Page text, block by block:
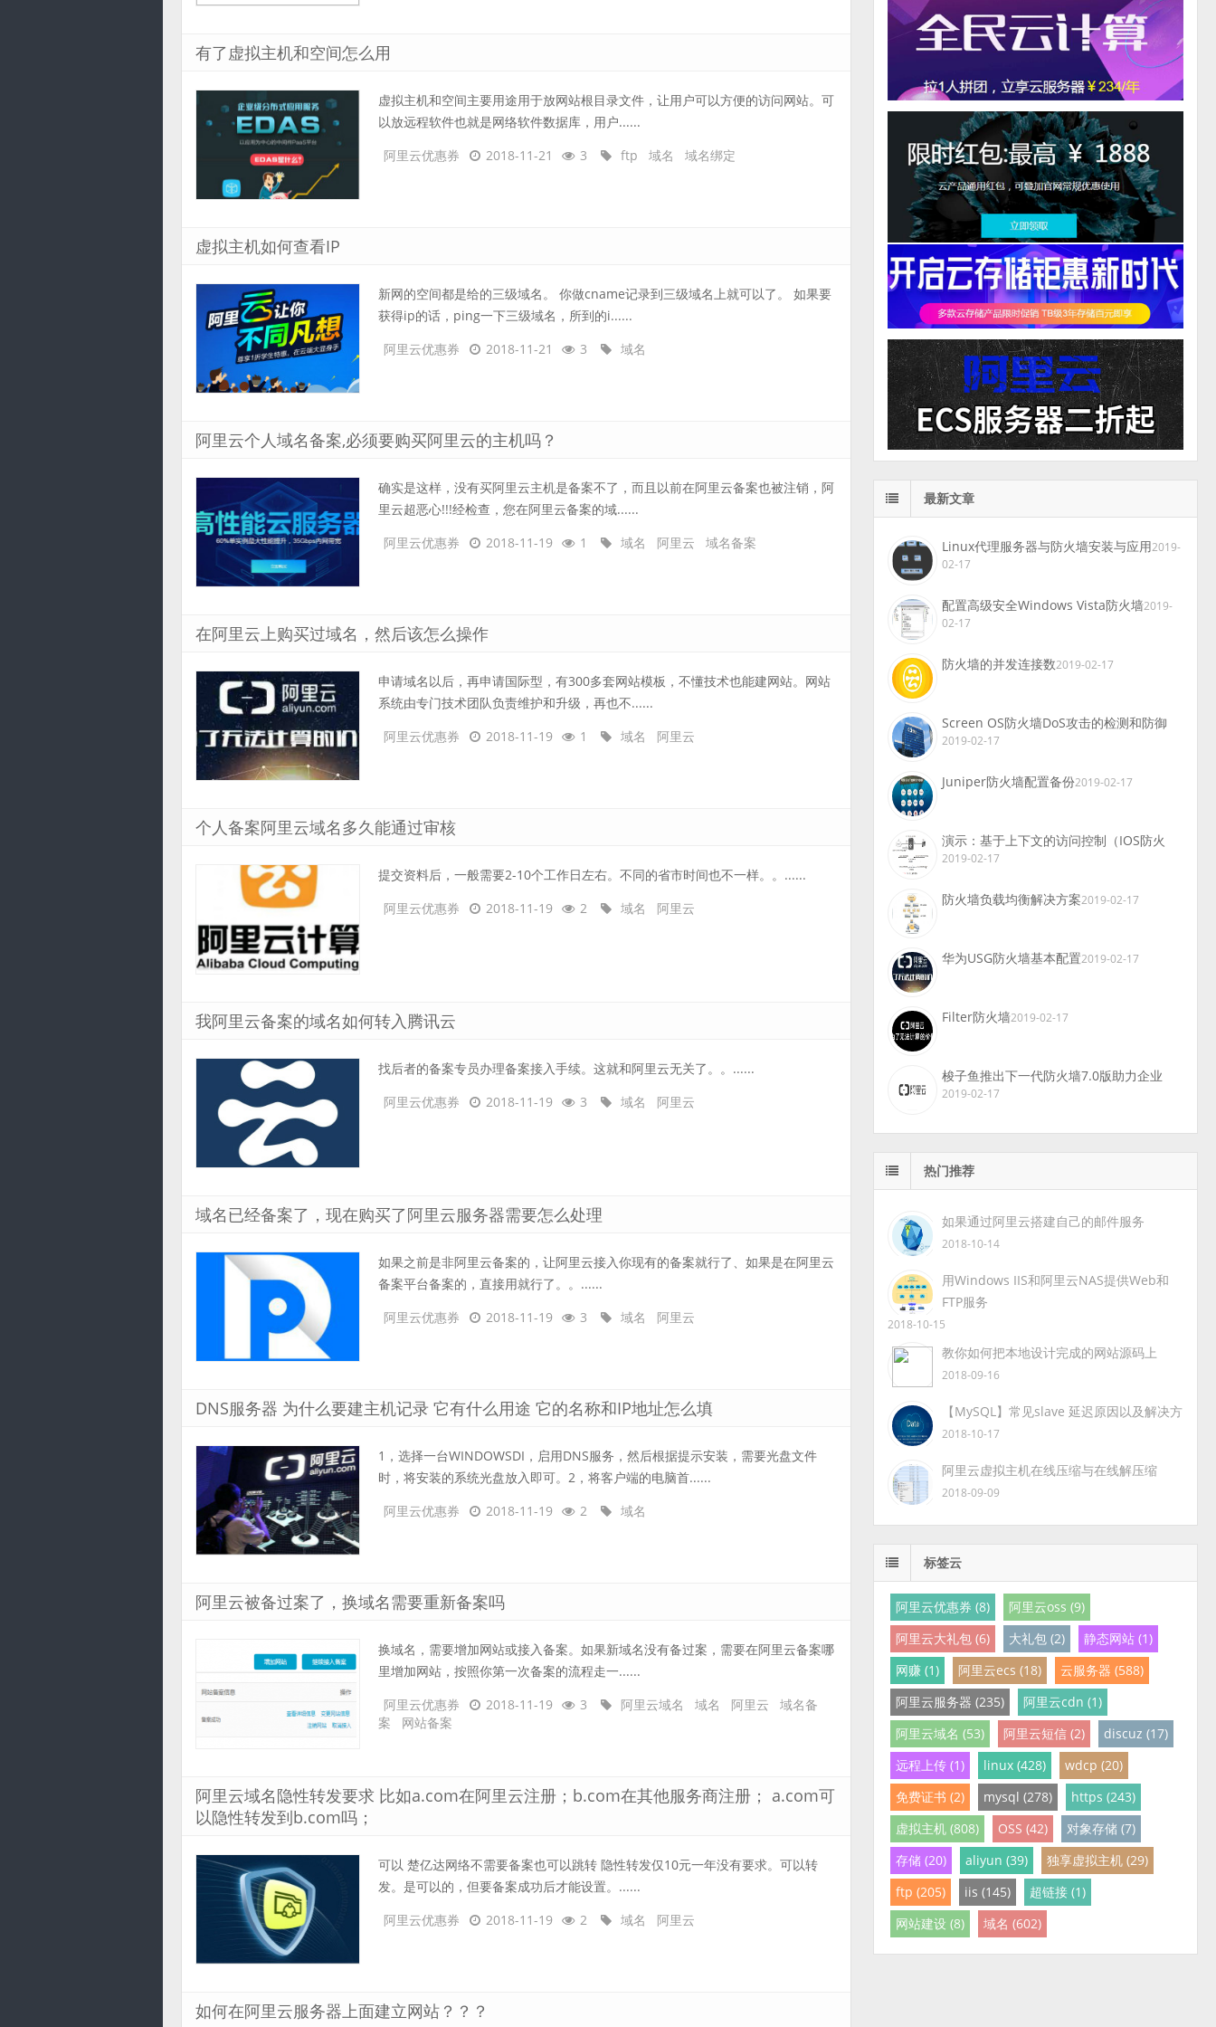
有了虚拟主机和空间怎么用
虚拟主机和空间主要用途用于放网站根目录文件，让用户可以方便的访问网站。可
以放远程软件也就是网络软件数据库，用户......
阿里云优惠券
2018-11-21 3 ftp 域名 域名绑定
虚拟主机如何查看IP
新网的空间都是给的三级域名。 你做cname记录到三级域名上就可以了。 如果要
获得ip的话，ping一下三级域名，所到的i......
阿里云优惠券
2018-11-21 3 域名
阿里云个人域名备案,必须要购买阿里云的主机吗？
确实是这样，没有买阿里云主机是备案不了，而且以前在阿里云备案也被注销，阿
里云超恶心!!!经检查，您在阿里云备案的域......
阿里云优惠券
2018-11-19 1 域名 阿里云 域名备案
在阿里云上购买过域名，然后该怎么操作
申请域名以后，再申请国际型，有300多套网站模板，不懂技术也能建网站。网站
系统由专门技术团队负责维护和升级，再也不......
阿里云优惠券
2018-11-19 1 域名 阿里云
个人备案阿里云域名多久能通过审核
提交资料后，一般需要2-10个工作日左右。不同的省市时间也不一样。。......
阿里云优惠券
2018-11-19 2 域名 阿里云
我阿里云备案的域名如何转入腾讯云
找后者的备案专员办理备案接入手续。这就和阿里云无关了。。......
阿里云优惠券
2018-11-19 3 域名 阿里云
域名已经备案了，现在购买了阿里云服务器需要怎么处理
如果之前是非阿里云备案的，让阿里云接入你现有的备案就行了、如果是在阿里云
备案平台备案的，直接用就行了。。......
阿里云优惠券
2018-11-19 3 域名 阿里云
DNS服务器 为什么要建主机记录 它有什么用途 它的名称和IP地址怎么填
1，选择一台WINDOWSDI，启用DNS服务，然后根据提示安装，需要光盘文件
时，将安装的系统光盘放入即可。2，将客户端的电脑首......
阿里云优惠券
2018-11-19 2 域名
阿里云被备过案了，换域名需要重新备案吗
换域名，需要增加网站或接入备案。如果新域名没有备过案，需要在阿里云备案哪
里增加网站，按照你第一次备案的流程走一......
阿里云优惠券
2018-11-19 3 阿里云域名 域名 阿里云
域名备
案
网站备案
阿里云域名隐性转发要求 比如a.com在阿里云注册；b.com在其他服务商注册； a.com可
以隐性转发到b.com吗；
可以 楚亿达网络不需要备案也可以跳转 隐性转发仅10元一年没有要求。可以转
发。是可以的，但要备案成功后才能设置。......
阿里云优惠券
2018-11-19 2 域名 阿里云
如何在阿里云服务器上面建立网站？？？
最新文章
Linux代理服务器与防火墙安装与应用2019-
02-17
配置高级安全Windows Vista防火墙2019-
02-17
防火墙的并发连接数2019-02-17
Screen OS防火墙DoS攻击的检测和防御
2019-02-17
Juniper防火墙配置备份2019-02-17
演示：基于上下文的访问控制（IOS防火
2019-02-17
防火墙负载均衡解决方案2019-02-17
华为USG防火墙基本配置2019-02-17
Filter防火墙2019-02-17
梭子鱼推出下一代防火墙7.0版助力企业
2019-02-17
热门推荐
如果通过阿里云搭建自己的邮件服务
2018-10-14
用Windows IIS和阿里云NAS提供Web和
FTP服务
2018-10-15
教你如何把本地设计完成的网站源码上
2018-09-16
【MySQL】常见slave 延迟原因以及解决方
2018-10-17
阿里云虚拟主机在线压缩与在线解压缩
2018-09-09
标签云
阿里云优惠券 (8)
阿里云oss (9)
阿里云大礼包 (6)
大礼包 (2)
静态网站 (1)
网赚 (1)
阿里云ecs (18)
云服务器 (588)
阿里云服务器 (235)
阿里云cdn (1)
阿里云域名 (53)
阿里云短信 (2)
discuz (17)
远程上传 (1)
linux (428)
wdcp (20)
免费证书 (2)
mysql (278)
https (243)
虚拟主机 (808)
OSS (42)
对象存储 (7)
存储 (20)
aliyun (39)
独享虚拟主机 (29)
ftp (205)
iis (145)
超链接 (1)
网站建设 (8)
域名 (602)